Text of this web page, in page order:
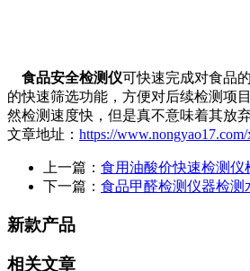
食品安全检测仪可快速完成对食品
的快速筛选功能，方便对后续检测项
然检测速度快，但是真不意味着其放
文章地址： https://
上一篇： 食用油酸价快速检测仪
下一篇： 食品甲醛检测仪器检测
新款产品
相关文章